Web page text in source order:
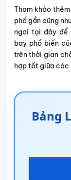
Tham khảo
phố gần cũng
ngơi tại đây để
bayphổ biến
trên thời gian
hợp tốt giữa các
Bảng